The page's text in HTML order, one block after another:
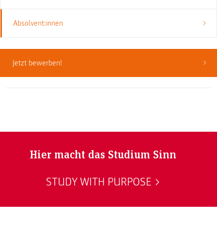
Absolvent:innen
Jetzt bewerben!
Hier macht das Studium Sinn
STUDY WITH PURPOSE